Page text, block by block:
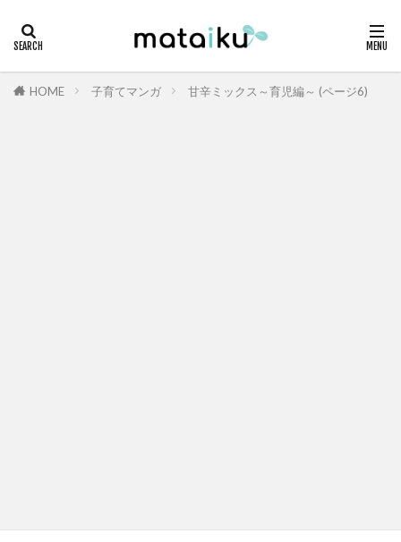
HOME 子育てマンガ 甘辛ミックス～育児編～ (ページ6)